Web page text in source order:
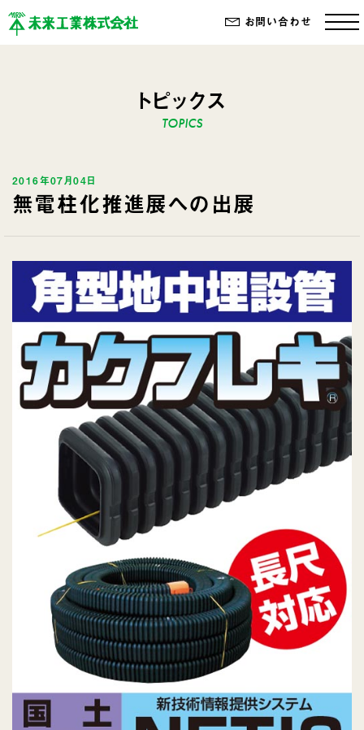
お問い合わせ
トピックス
2016年07月04日
無電柱化推進展への出展